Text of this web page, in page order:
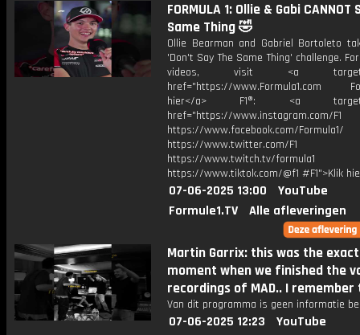
FORMULA 1: Ollie & Gabi CANNOT
Same Thing 🤣
Ollie Bearman and Gabriel Bortoleto
'Don't Say The Same Thing' challenge.
videos, visit <a
href="https://www.Formula1.com
hier</a> F1®: <a
href="https://www.instagram.com/F1
https://www.facebook.com/Formula1/
https://www.twitter.com/F1
https://www.twitch.tv/formula1
https://www.tiktok.com/@f1 #F1">Klik
07-06-2025 13:00
YouTube
Formule1.TV
Alle afleveringen
Martin Garrix: this was the exact
moment when we finished the
recordings of MAD.. I remember
Van dit programma is geen informatie
07-06-2025 12:23
YouTube